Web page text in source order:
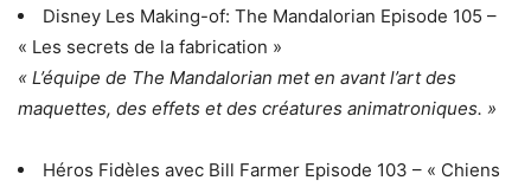
Disney Les Making-of: The Mandalorian Episode 105 –
« Les secrets de la fabrication »
« L’équipe de The Mandalorian met en avant l’art des
maquettes, des effets et des créatures animatroniques. »
Héros Fidèles avec Bill Farmer Episode 103 – « Chiens